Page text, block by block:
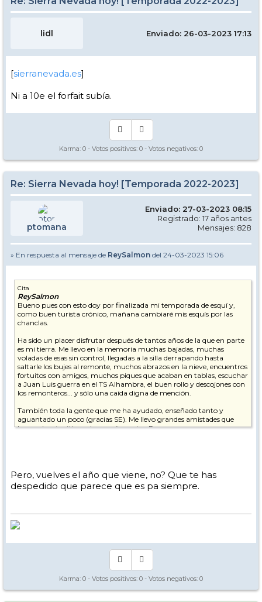
lidl Enviado: 26-03-2023 17:13
[sierranevada.es]
Ni a 10e el forfait subía.
Karma: 0 - Votos positivos: 0 - Votos negativos: 0
Re: Sierra Nevada hoy! [Temporada 2022-2023]
ptomana
Enviado: 27-03-2023 08:15
Registrado: 17 años antes
Mensajes: 828
» En respuesta al mensaje de ReySalmon del 24-03-2023 15:06
Cita
ReySalmon
Bueno pues con esto doy por finalizada mi temporada de esquí y,
como buen turista crónico, mañana cambiaré mis esquís por las
chanclas.
Ha sido un placer disfrutar después de tantos años de la que en parte
es mi tierra. Me llevo en la memoria muchas bajadas, muchas
voladas de esas sin control, llegadas a la silla derrapando hasta
saltarle los bujes al remonte, muchos abrazos en la nieve, encuentros
fortuitos con amigos, muchos piques que acaban en tablas, escuchar
a Juan Luis guerra en el TS Alhambra, el buen rollo y descojones con
los remonteros... y sólo una caída digna de mención.
También toda la gente que me ha ayudado, enseñado tanto y
aguantado un poco (gracias SE). Me llevo grandes amistades que
hacen de este sitio un lugar aún mejor. Personas que pese a
Pero, vuelves el año que viene, no? Que te has
despedido que parece que es pa siempre.
Karma: 0 - Votos positivos: 0 - Votos negativos: 0